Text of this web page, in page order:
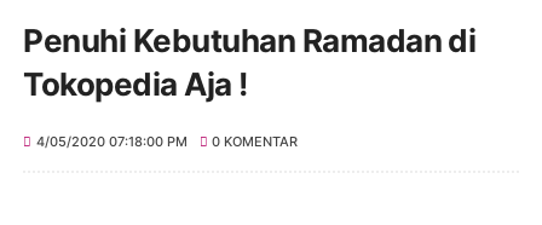
Penuhi Kebutuhan Ramadan di
Tokopedia Aja !
4/05/2020 07:18:00 PM 0 KOMENTAR